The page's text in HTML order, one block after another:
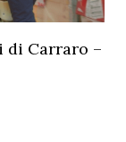
di Carraro –